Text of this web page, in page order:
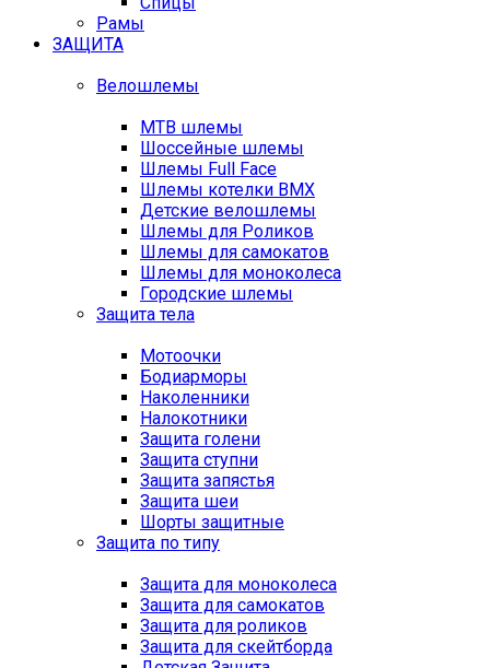
Рамы
ЗАЩИТА
Велошлемы
MTB шлемы
Шоссейные шлемы
Шлемы Full Face
Шлемы котелки BMX
Детские велошлемы
Шлемы для Роликов
Шлемы для самокатов
Шлемы для моноколеса
Городские шлемы
Защита тела
Мотоочки
Бодиарморы
Наколенники
Налокотники
Защита голени
Защита ступни
Защита запястья
Защита шеи
Шорты защитные
Защита по типу
Защита для моноколеса
Защита для самокатов
Защита для роликов
Защита для скейтборда